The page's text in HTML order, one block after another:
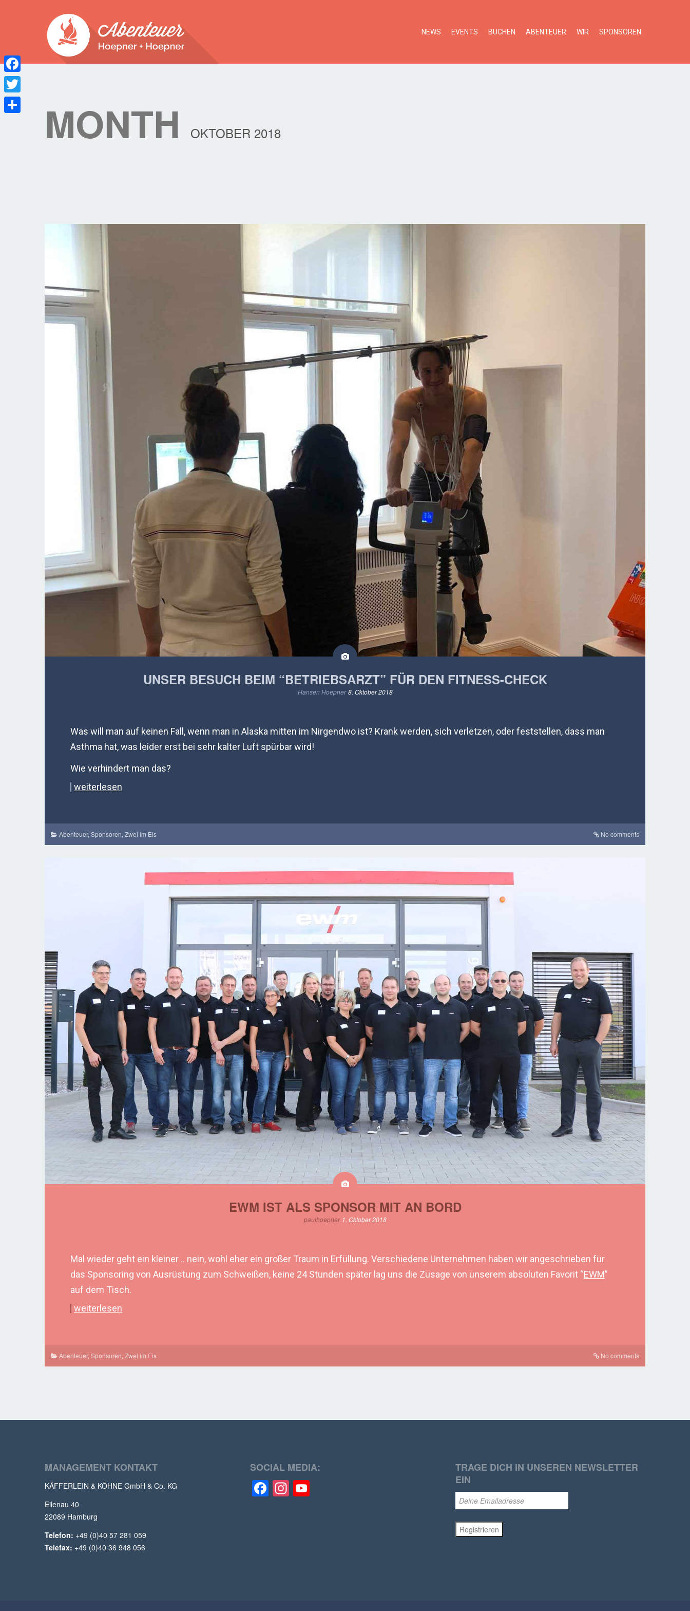
NEWS EVENTS BUCHEN ABENTEUER WIR SPONSOREN
MONTH OKTOBER 2018
UNSER BESUCH BEIM “BETRIEBSARZT” FÜR DEN FITNESS-CHECK
Hansen Hoepner 8. Oktober 2018
Was will man auf keinen Fall, wenn man in Alaska mitten im Nirgendwo ist? Krank werden, sich verletzen, oder feststellen, dass man
Asthma hat, was leider erst bei sehr kalter Luft spürbar wird!
Wie verhindert man das?
weiterlesen
Abenteuer, Sponsoren, Zwei im Eis No comments
EWM IST ALS SPONSOR MIT AN BORD
paulhoepner 1. Oktober 2018
Mal wieder geht ein kleiner .. nein, wohl eher ein großer Traum in Erfüllung. Verschiedene Unternehmen haben wir angeschrieben für
das Sponsoring von Ausrüstung zum Schweißen, keine 24 Stunden später lag uns die Zusage von unserem absoluten Favorit “EWM”
auf dem Tisch.
weiterlesen
Abenteuer, Sponsoren, Zwei im Eis No comments
MANAGEMENT KONTAKT
KÄFFERLEIN & KÖHNE GmbH & Co. KG
Eilenau 40
22089 Hamburg
Telefon: +49 (0)40 57 281 059
Telefax: +49 (0)40 36 948 056
SOCIAL MEDIA:
Facebook
Instagram
TRAGE DICH IN UNSEREN NEWSLETTER
EIN
Facebook
Twitter